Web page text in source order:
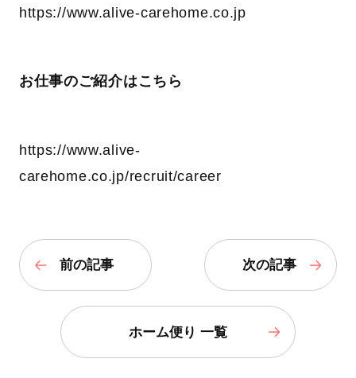
https://www.alive-carehome.co.jp
お仕事のご紹介はこちら
https://www.alive-
carehome.co.jp/recruit/career
前の記事 次の記事
ホーム便り 一覧